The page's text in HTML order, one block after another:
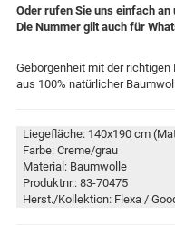
Oder rufen Sie uns einfach
Die Nummer gilt auch für
Geborgenheit mit der
aus 100% natürlicher
Liegefläche: 140x190 cm
Farbe: Creme/grau
Material: Baumwolle
Produktnr.: 83-70475
Herst./Kollektion: Flexa /